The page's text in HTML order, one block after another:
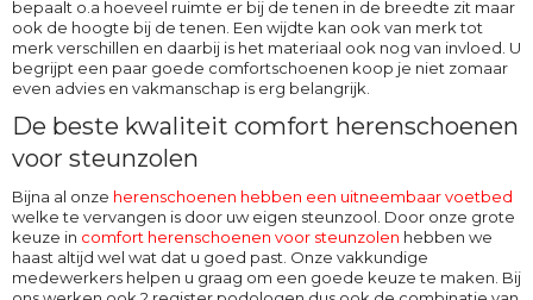
bepaalt o.a hoeveel ruimte er bij de tenen in de breedte zit maar
ook de hoogte bij de tenen. Een wijdte kan ook van merk tot
merk verschillen en daarbij is het materiaal ook nog van invloed. U
begrijpt een paar goede comfortschoenen koop je niet zomaar
even advies en vakmanschap is erg belangrijk.
De beste kwaliteit comfort herenschoenen
voor steunzolen
Bijna al onze herenschoenen hebben een uitneembaar voetbed
welke te vervangen is door uw eigen steunzool. Door onze grote
keuze in comfort herenschoenen voor steunzolen hebben we
haast altijd wel wat dat u goed past. Onze vakkundige
medewerkers helpen u graag om een goede keuze te maken. Bij